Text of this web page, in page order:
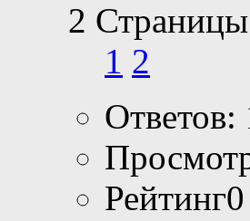
2 Страницы
1 2
Ответов: